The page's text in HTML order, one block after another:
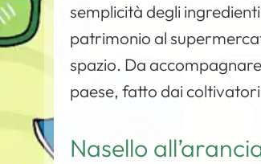
semplicità degli
patrimonio al
spazio. Da
paese, fatto dai
Nasello